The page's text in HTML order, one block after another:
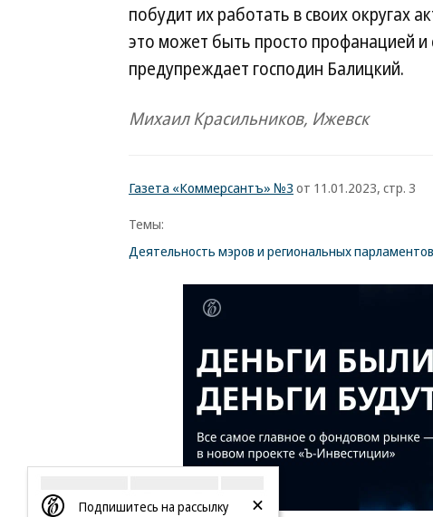
побудит их работать в своих округах
это может быть просто профанацией
предупреждает господин Балицкий.
Михаил Красильников, Ижевск
Газета «Коммерсантъ» №3 от 11.01.2023, стр. 3
Темы:
Деятельность мэров и региональных парламентов
Подпишитесь на рассылку